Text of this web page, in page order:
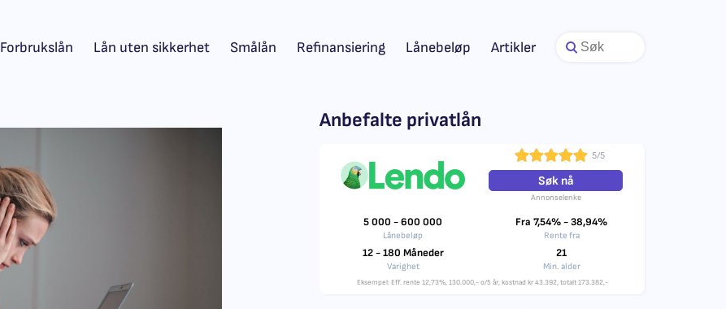
Forbrukslån Lån uten sikkerhet Smålån Refinansiering Lånebeløp Artikler
Anbefalte privatlån
5/5
Søk nå
Annonselenke
5 000 - 600 000
Lånebeløp
Fra 7,54% - 38,94%
Rente fra
12 - 180 Måneder
Varighet
21
Min. alder
Eksempel: Eff. rente 12,73%, 130.000,- o/5 år, kostnad kr 43.392, totalt 173.382,-